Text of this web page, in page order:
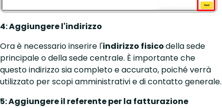
4: Aggiungere l'indirizzo
Ora è necessario inserire l'indirizzo fisicodella sede
principale o della sede centrale. È importante che
questo indirizzo sia completo e accurato, poiché verrà
utilizzato per scopi amministrativi e di contatto generale.
5: Aggiungere il referente per la fatturazione